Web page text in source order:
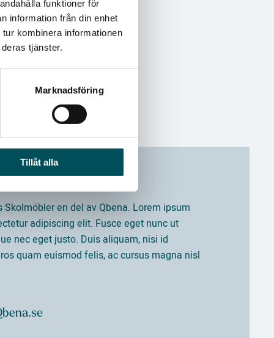
funktioner för
information från din enhet
kombinera informationen
tjänster.
Marknadsföring
Tillåt alla
Skolmöbler en del av Qbena. Lorem ipsum
adipiscing elit. Fusce eget nunc ut
nec eget justo. Duis aliquam, nisi id
quam euismod felis, ac cursus magna nisl